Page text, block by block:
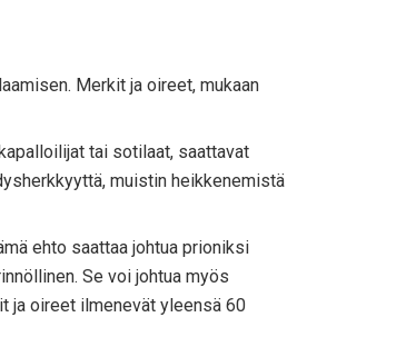
Merkit ja oireet, mukaan
tai sotilaat, saattavat
muistin heikkenemistä
ehto saattaa johtua prioniksi
Se voi johtua myös
ja oireet ilmenevät yleensä 60